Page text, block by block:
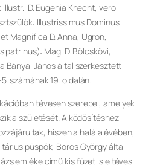
D. Eugenia Knecht, vero
Illustrissimus Dominus
Magnifica D. Anna, Ugron, –
Mag. D. Bölcskövi,
Bányai János által szerkesztett
számának 19. oldalán.
tévesen szerepel, amelyek
a születését. A ködösítéshez
hiszen a halála évében,
püspök, Boros György által
emléke című kis füzet is e téves